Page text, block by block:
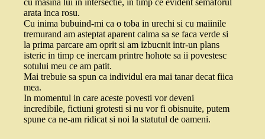
cu masina lui in intersectie, in timp ce evident semaforul
arata inca rosu.
Cu inima bubuind-mi ca o toba in urechi si cu maiinile
tremurand am asteptat aparent calma sa se faca verde si
la prima parcare am oprit si am izbucnit intr-un plans
isteric in timp ce inercam printre hohote sa ii povestesc
sotului meu ce am patit.
Mai trebuie sa spun ca individul era mai tanar decat fiica
mea.
In momentul in care aceste povesti vor deveni
incredibile, fictiuni grotesti si nu vor fi obisnuite, putem
spune ca ne-am ridicat si noi la statutul de oameni.